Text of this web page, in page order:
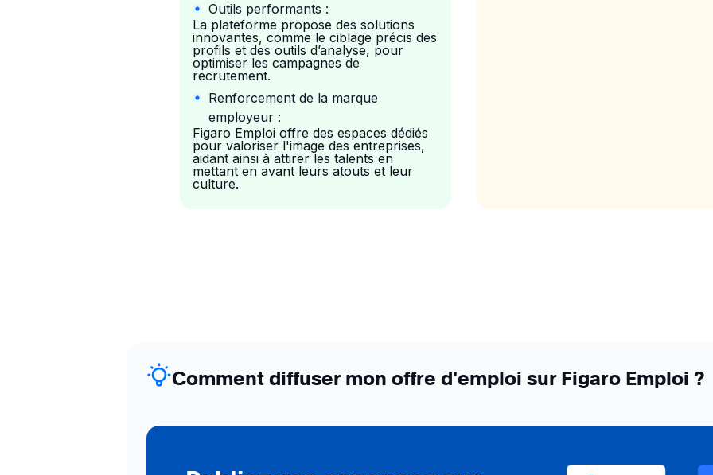
Outils performants :
La plateforme propose des solutions
innovantes, comme le ciblage précis des
profils et des outils d’analyse, pour
optimiser les campagnes de
recrutement.
Renforcement de la marque
employeur :
Figaro Emploi offre des espaces dédiés
pour valoriser l'image des entreprises,
aidant ainsi à attirer les talents en
mettant en avant leurs atouts et leur
culture.
Comment diffuser mon offre d'emploi sur Figaro Emploi ?